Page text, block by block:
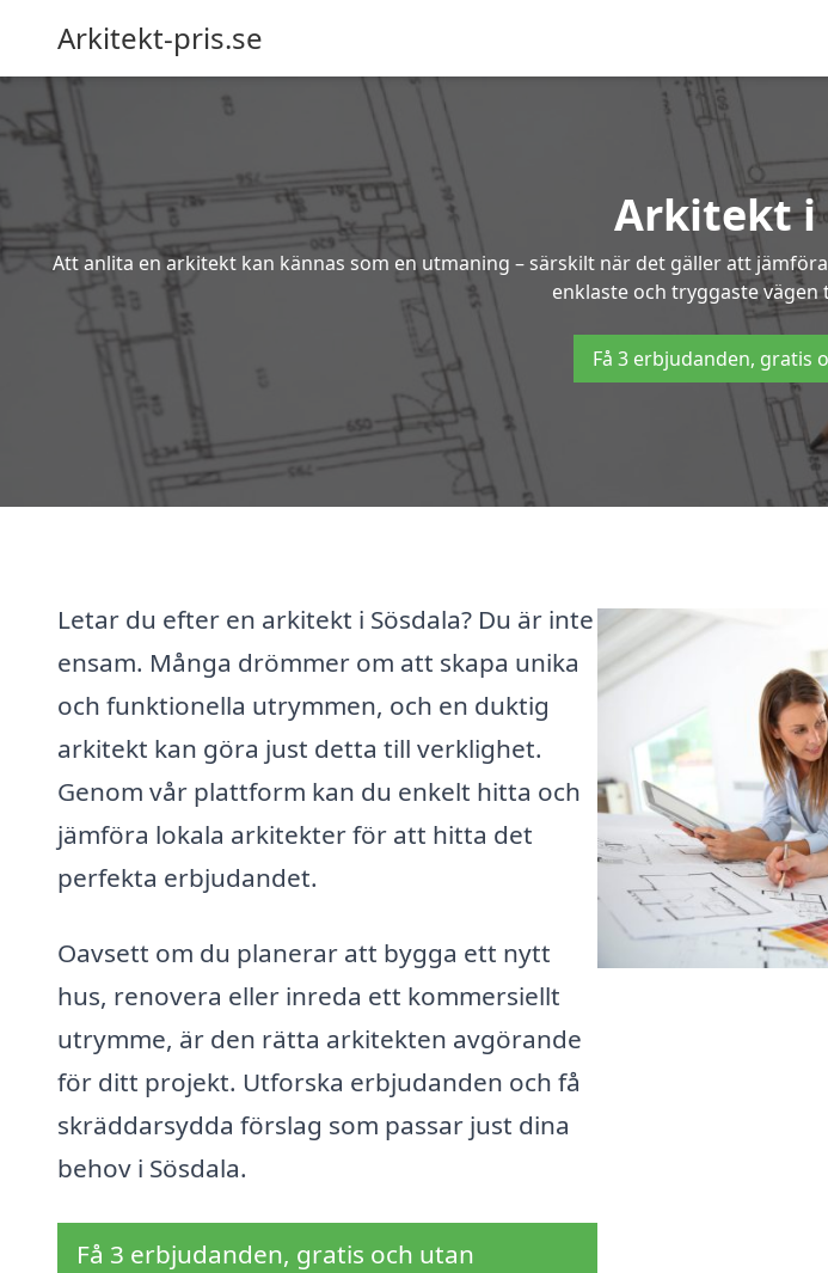
Arkitekt-pris.se
Arkitekt i
Att anlita en arkitekt kan kännas som en utmaning – särskilt när det gäller att
enklaste och tryggaste
Få 3 erbjudanden, gratis
Letar du efter en arkitekt i Sösdala? Du är inte
ensam. Många drömmer om att skapa unika
och funktionella utrymmen, och en duktig
arkitekt kan göra just detta till verklighet.
Genom vår plattform kan du enkelt hitta och
jämföra lokala arkitekter för att hitta det
perfekta erbjudandet.
Oavsett om du planerar att bygga ett nytt
hus, renovera eller inreda ett kommersiellt
utrymme, är den rätta arkitekten avgörande
för ditt projekt. Utforska erbjudanden och få
skräddarsydda förslag som passar just dina
behov i Sösdala.
Få 3 erbjudanden, gratis och utan